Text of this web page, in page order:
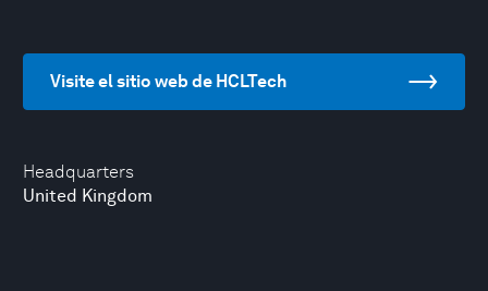
Headquarters
United Kingdom
Visite el sitio web de HCLTech